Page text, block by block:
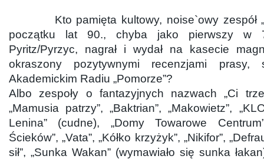
Kto pamięta kultowy, noise`owy zespół
początku lat 90., chyba jako pierwszy w
Pyritz/Pyrzyc, nagrał i wydał na kasecie
okraszony pozytywnymi recenzjami prasy,
Akademickim Radiu „Pomorze”?
Albo zespoły o fantazyjnych nazwach „Ci
„Mamusia patrzy”, „Baktrian”, „Makowietz”,
Lenina” (cudne), „Domy Towarowe
Ścieków”, „Vata”, „Kółko krzyżyk”, „Nikifor”,
sił”, „Sunka Wakan” (wymawiało się sunka